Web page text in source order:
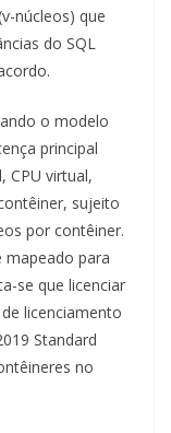
núcleos) que
do SQL
o modelo
principal
CPU virtual,
sujeito
por contêiner.
mapeado para
se que licenciar
licenciamento
Standard
no